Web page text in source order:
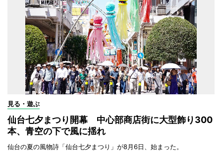
見る・遊ぶ
仙台七夕まつり開幕 中心部商店街に大型飾り300
本、青空の下で風に揺れ
仙台の夏の風物詩「仙台七夕まつり」が8月6日、始まった。